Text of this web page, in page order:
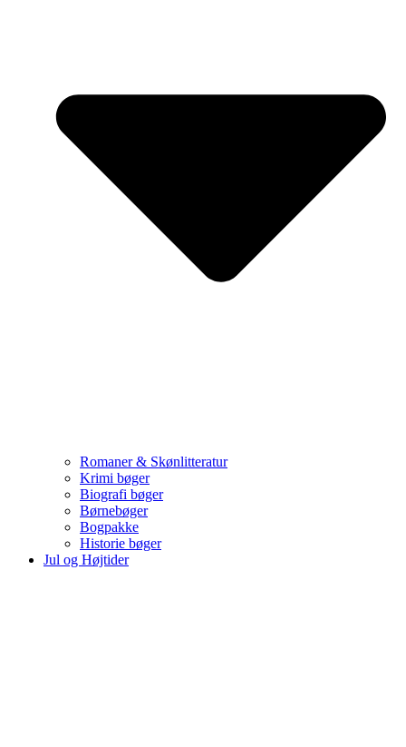
Romaner & Skønlitteratur
Krimi bøger
Biografi bøger
Børnebøger
Bogpakke
Historie bøger
Jul og Højtider